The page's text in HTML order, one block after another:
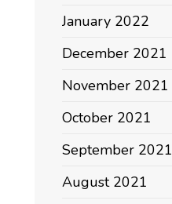
January 2022
December 2021
November 2021
October 2021
September 2021
August 2021